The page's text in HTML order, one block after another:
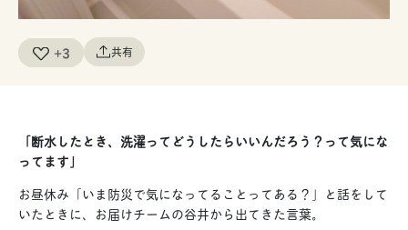
+3 共有
「断水したとき、洗濯ってどうしたらいいんだろう？って気にな
ってます」
お昼休み「いま防災で気になってることってある？」と話をして
いたときに、お届けチームの谷井から出てきた言葉。